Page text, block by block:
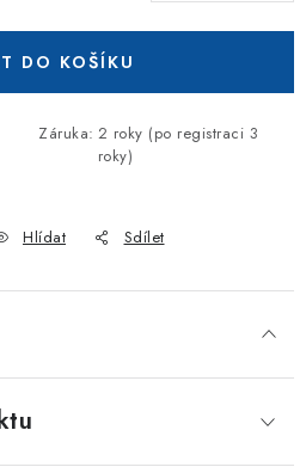
DO KOŠÍKU
Záruka: 2 roky (po registraci 3
roky)
Hlídat Sdílet